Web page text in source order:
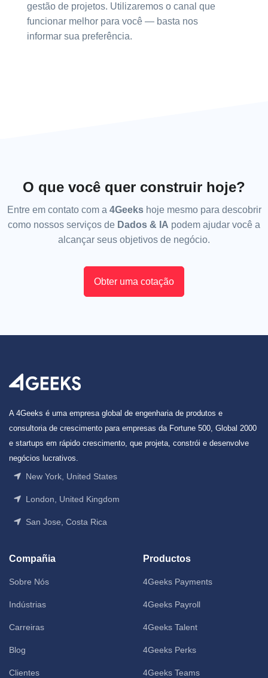
gestão de projetos. Utilizaremos o canal que
funcionar melhor para você — basta nos
informar sua preferência.
O que você quer construir hoje?
Entre em contato com a 4Geekshoje mesmo para descobrir
como nossos serviços de Dados & IA podem ajudar você a
alcançar seus objetivos de negócio.
Obter uma cotação
A 4Geeks é uma empresa global de engenharia de produtos e
consultoria de crescimento para empresas da Fortune 500, Global 2000
e startups em rápido crescimento, que projeta, constrói e desenvolve
negócios lucrativos.
New York, United States
London, United Kingdom
San Jose, Costa Rica
Compañia
Sobre Nós
Indústrias
Carreiras
Blog
Clientes
Productos
4Geeks Payments
4Geeks Payroll
4Geeks Talent
4Geeks Perks
4Geeks Teams